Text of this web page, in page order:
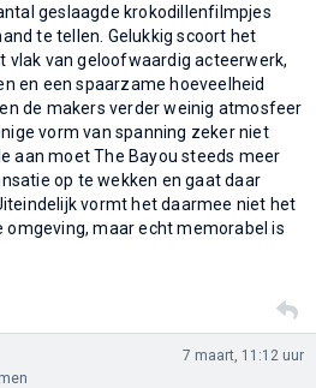
geslaagde krokodillenfilmpjes
te tellen. Gelukkig scoort het
vlak van geloofwaardig acteerwerk,
en een spaarzame hoeveelheid
de makers verder weinig atmosfeer
vorm van spanning zeker niet
aan moet The Bayou steeds meer
op te wekken en gaat daar
vormt het daarmee niet het
maar echt memorabel is
7 maart, 11:12 uur